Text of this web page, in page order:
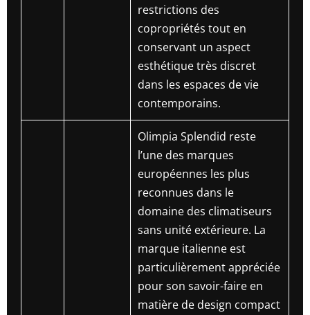
restrictions des
copropriétés tout en
conservant un aspect
esthétique très discret
dans les espaces de vie
contemporains.
Olimpia Splendid reste
l’une des marques
européennes les plus
reconnues dans le
domaine des climatiseurs
sans unité extérieure. La
marque italienne est
particulièrement appréciée
pour son savoir-faire en
matière de design compact